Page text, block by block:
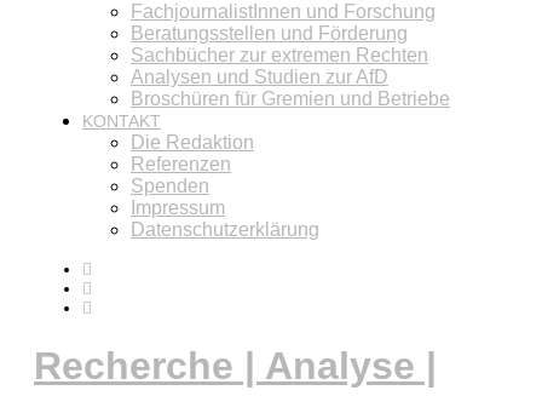
FachjournalistInnen und Forschung
Beratungsstellen und Förderung
Sachbücher zur extremen Rechten
Analysen und Studien zur AfD
Broschüren für Gremien und Betriebe
KONTAKT
Die Redaktion
Referenzen
Spenden
Impressum
Datenschutzerklärung
Recherche | Analyse |